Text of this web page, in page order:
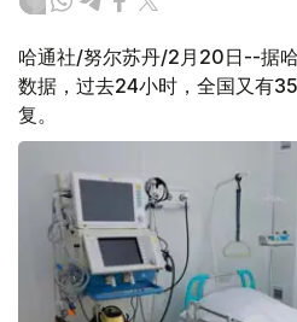
哈通社/努尔苏丹/2月20日--据
数据，过去24小时，全国又有
复。